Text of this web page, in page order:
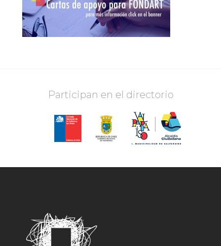
Participan en el directorio